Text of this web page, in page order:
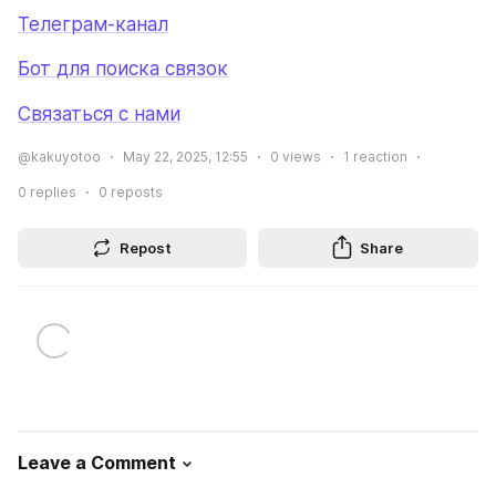
Телеграм-канал
Бот для поиска связок
Связаться с нами
@kakuyotoo May 22, 2025, 12:55 0 views 1 reaction
0 replies 0 reposts
Repost Share
Leave a Comment